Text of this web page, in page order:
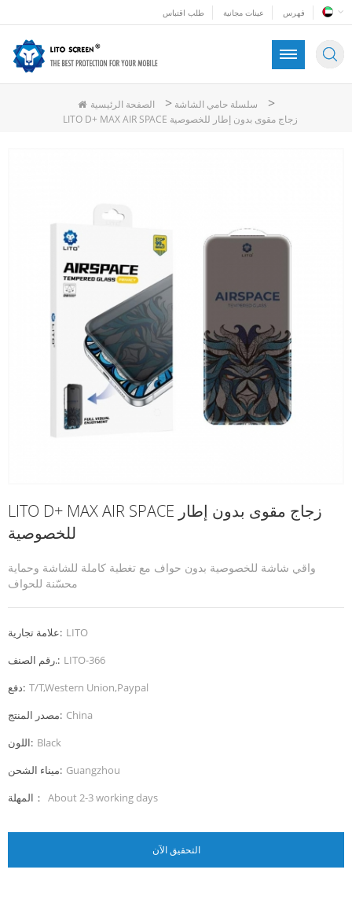
طلب اقتباس عينات مجانية فهرس
الصفحة الرئيسية > سلسلة حامي الشاشة >
LITO D+ MAX AIR SPACE زجاج مقوى بدون إطار للخصوصية
LITO D+ MAX AIR SPACE زجاج مقوى بدون إطار
للخصوصية
واقي شاشة للخصوصية بدون حواف مع تغطية كاملة للشاشة وحماية
محسّنة للحواف
علامة تجارية: LITO
رقم الصنف.: LITO-366
دفع: T/T,Western Union,Paypal
مصدر المنتج: China
اللون: Black
ميناء الشحن: Guangzhou
المهلة： About 2-3 working days
التحقيق الآن